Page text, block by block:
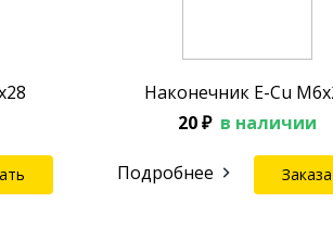
Наконечник E-Cu
20 ₽ в наличии
Подробнее